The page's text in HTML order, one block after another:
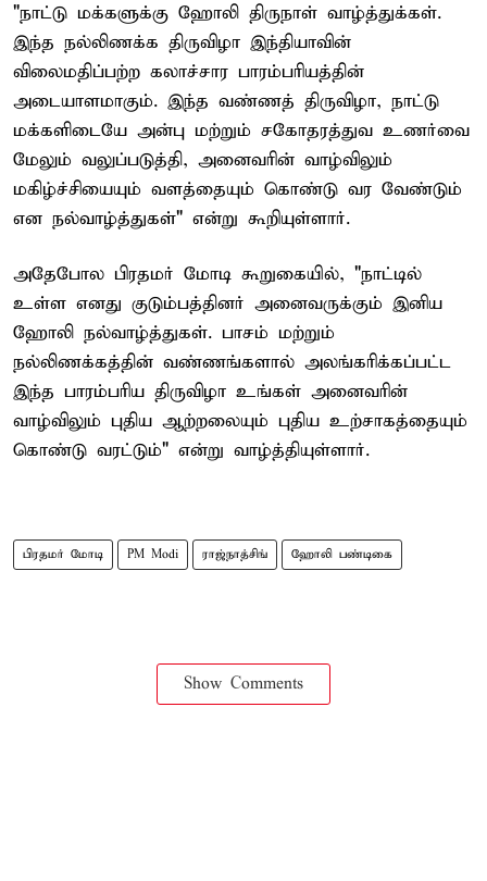
"நாட்டு மக்களுக்கு ஹோலி திருநாள் வாழ்த்துக்கள்.
இந்த நல்லிணக்க திருவிழா இந்தியாவின்
விலைமதிப்பற்ற கலாச்சார பாரம்பரியத்தின்
அடையாளமாகும். இந்த வண்ணத் திருவிழா, நாட்டு
மக்களிடையே அன்பு மற்றும் சகோதரத்துவ உணர்வை
மேலும் வலுப்படுத்தி, அனைவரின் வாழ்விலும்
மகிழ்ச்சியையும் வளத்தையும் கொண்டு வர வேண்டும்
என நல்வாழ்த்துகள்" என்று கூறியுள்ளார்.
அதேபோல பிரதமர் மோடி கூறுகையில், "நாட்டில்
உள்ள எனது குடும்பத்தினர் அனைவருக்கும் இனிய
ஹோலி நல்வாழ்த்துகள். பாசம் மற்றும்
நல்லிணக்கத்தின் வண்ணங்களால் அலங்கரிக்கப்பட்ட
இந்த பாரம்பரிய திருவிழா உங்கள் அனைவரின்
வாழ்விலும் புதிய ஆற்றலையும் புதிய உற்சாகத்தையும்
கொண்டு வரட்டும்" என்று வாழ்த்தியுள்ளார்.
பிரதமர் மோடி PM Modi ராஜ்நாத்சிங் ஹோலி பண்டிகை
Show Comments